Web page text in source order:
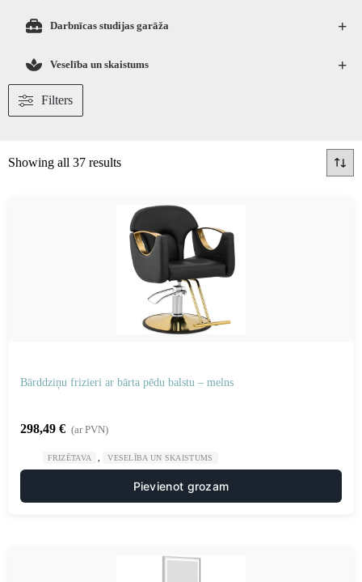
+
Darbnīcas studijas garāža
+
Veselība un skaistums
Filters
Showing all 37 results
Bārddziņu frizieri ar bārta pēdu balstu – melns
298,49 € (ar PVN)
FRIZĒTAVA VESELĪBA UN SKAISTUMS
Pievienot grozam